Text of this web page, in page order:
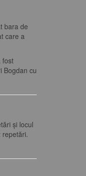
bara de
care a
fost
Bogdan cu
și locul